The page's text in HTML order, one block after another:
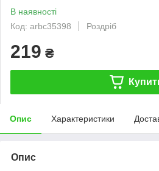
В наявності
Код: arbc35398
Роздріб
219 ₴
Опис Характеристики
Опис